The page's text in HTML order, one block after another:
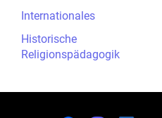
Internationales
Historische
Religionspädagogik